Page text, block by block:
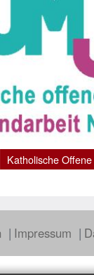
Katholische
Impressum